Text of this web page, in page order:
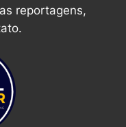
reportagens,